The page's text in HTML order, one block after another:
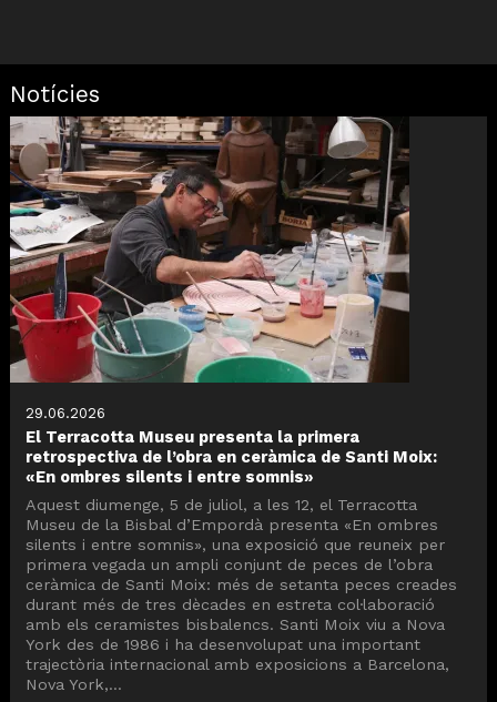
Notícies
29.06.2026
El Terracotta Museu presenta la primera
retrospectiva de l’obra en ceràmica de Santi Moix:
«En ombres silents i entre somnis»
Aquest diumenge, 5 de juliol, a les 12, el Terracotta
Museu de la Bisbal d’Empordà presenta «En ombres
silents i entre somnis», una exposició que reuneix per
primera vegada un ampli conjunt de peces de l’obra
ceràmica de Santi Moix: més de setanta peces creades
durant més de tres dècades en estreta col·laboració
amb els ceramistes bisbalencs. Santi Moix viu a Nova
York des de 1986 i ha desenvolupat una important
trajectòria internacional amb exposicions a Barcelona,
Nova York,...